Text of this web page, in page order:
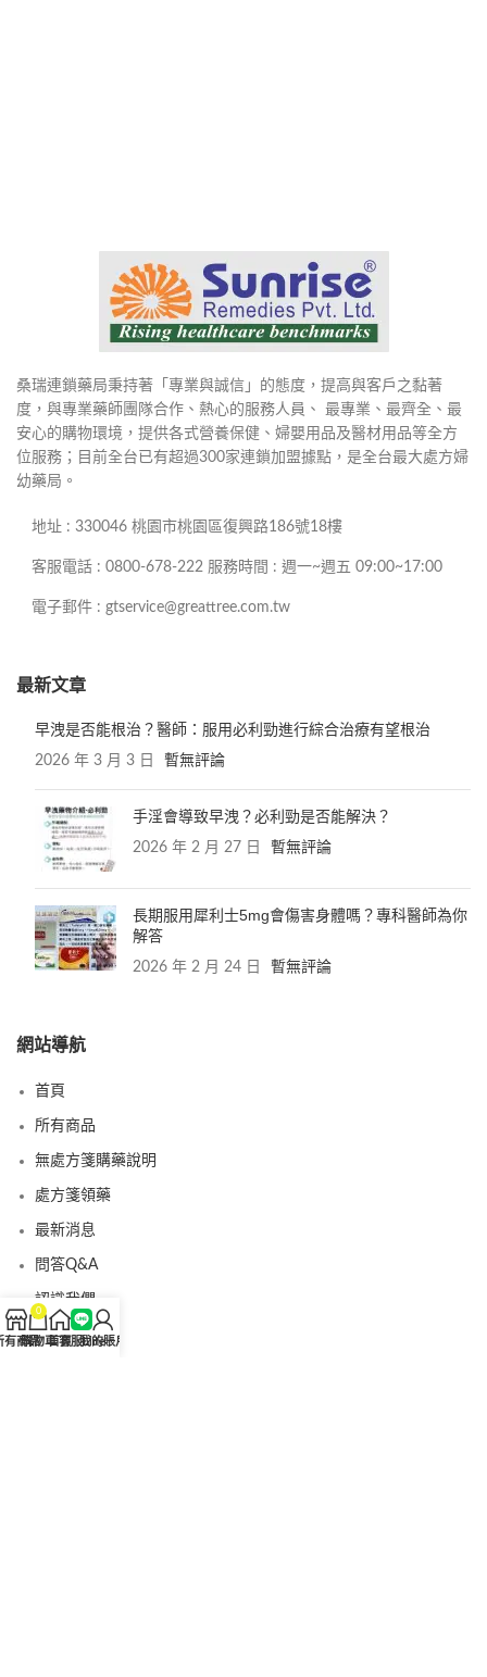
桑瑞連鎖藥局秉持著「專業與誠信」的態度，提高與客戶之黏著
度，與專業藥師團隊合作、熱心的服務人員、 最專業、最齊全、最
安心的購物環境，提供各式營養保健、婦嬰用品及醫材用品等全方
位服務；目前全台已有超過300家連鎖加盟據點，是全台最大處方婦
幼藥局。
地址 : 330046 桃園市桃園區復興路186號18樓
客服電話 : 0800-678-222 服務時間 : 週一~週五 09:00~17:00
電子郵件 : gtservice@greattree.com.tw
最新文章
早洩是否能根治？醫師：服用必利勁進行綜合治療有望根治
2026 年 3 月 3 日 暫無評論
手淫會導致早洩？必利勁是否能解決？
2026 年 2 月 27 日 暫無評論
長期服用犀利士5mg會傷害身體嗎？專科醫師為你
解答
2026 年 2 月 24 日 暫無評論
網站導航
首頁
所有商品
無處方箋購藥說明
處方箋領藥
最新消息
問答Q&A
認識我們
聯絡我們
有商品
0
購物車首頁客服Line
我的賬戶